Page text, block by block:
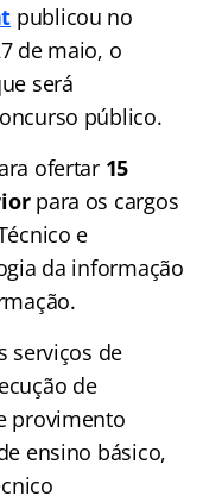
publicou no
de maio, o
será
público.
ofertar 15
para os cargos
e
da informação
serviços de
de
provimento
ensino básico,